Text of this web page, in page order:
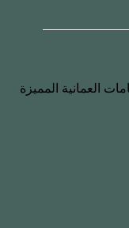
العمانية المميزة